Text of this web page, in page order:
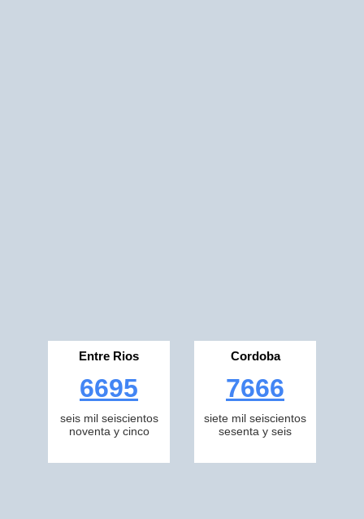
Entre Rios
6695
seis mil seiscientos
noventa y cinco
Cordoba
7666
siete mil seiscientos
sesenta y seis